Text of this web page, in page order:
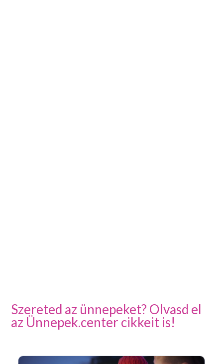
Szereted az ünnepeket? Olvasd el
az Ünnepek.center cikkeit is!